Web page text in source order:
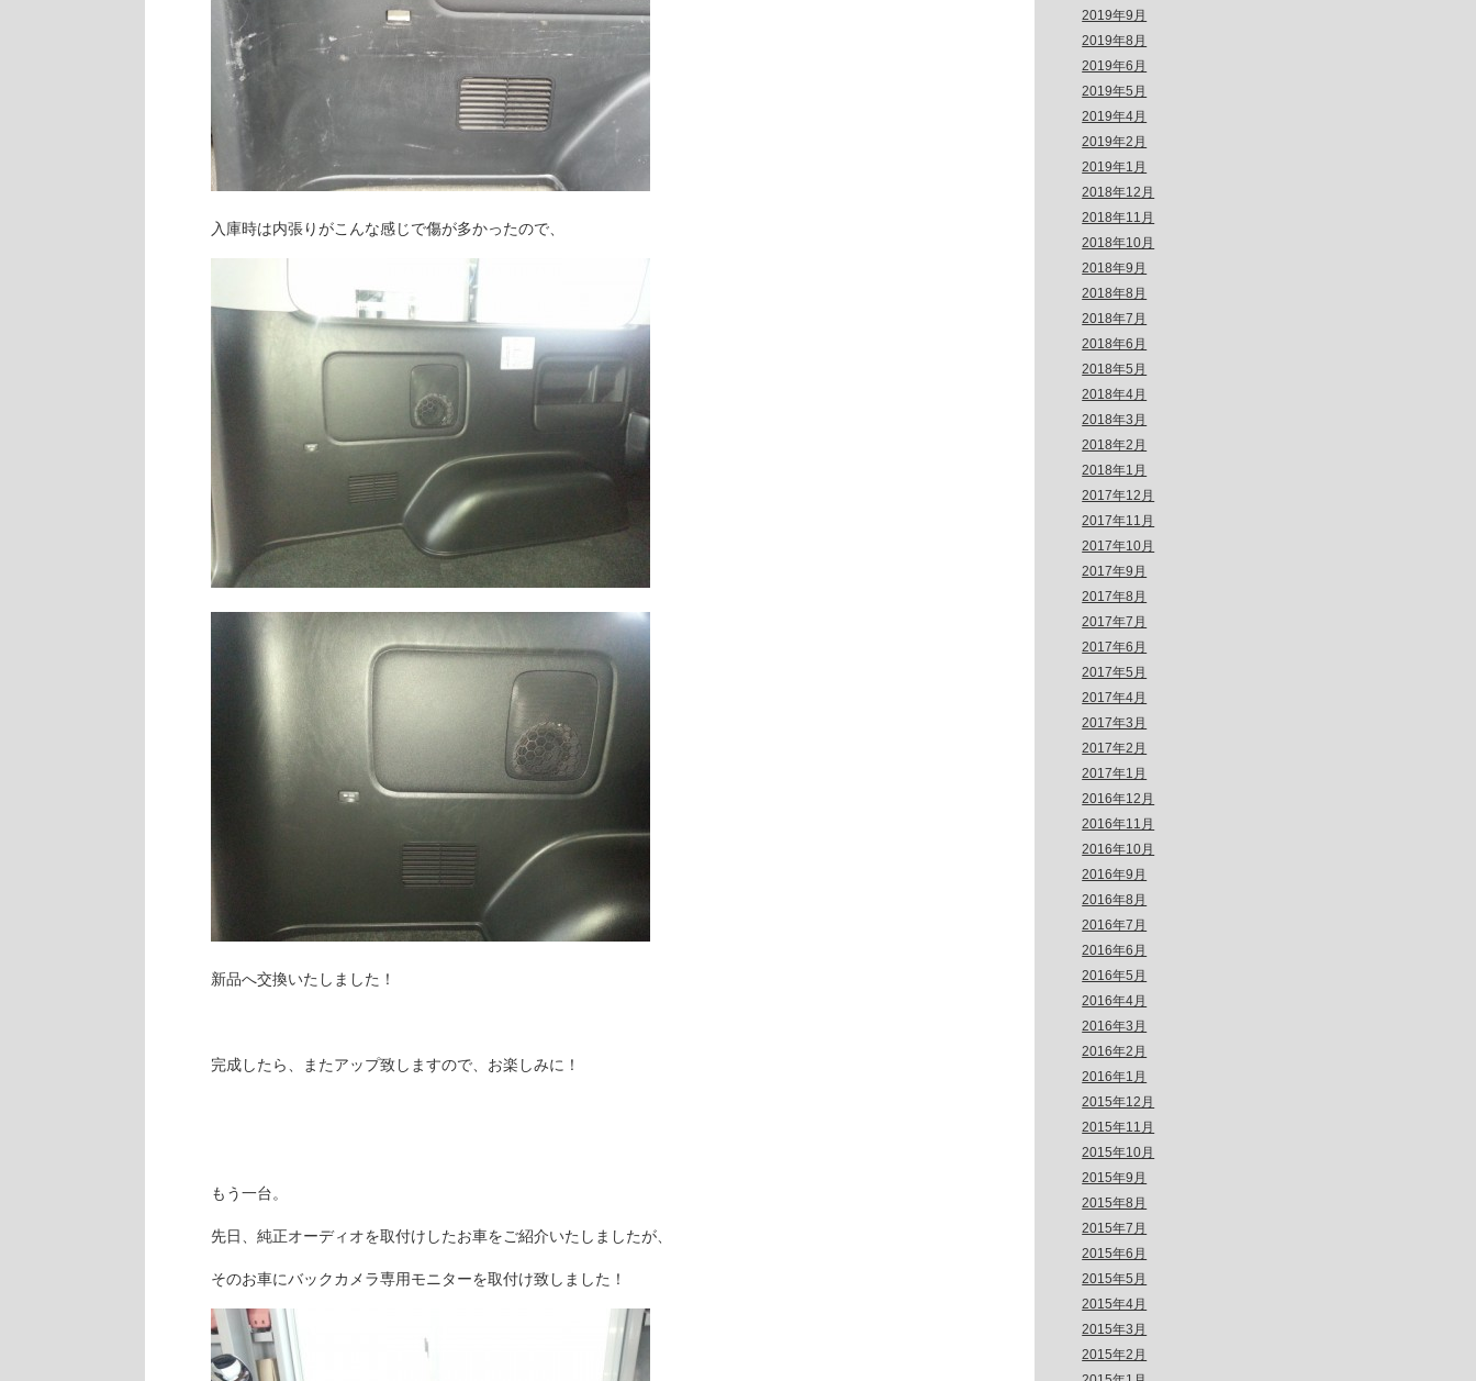
入庫時は内張りがこんな感じで傷が多かったので、
新品へ交換いたしました！
完成したら、またアップ致しますので、お楽しみに！
もう一台。
先日、純正オーディオを取付けしたお車をご紹介いたしましたが、
そのお車にバックカメラ専用モニターを取付け致しました！
2019年9月
2019年8月
2019年6月
2019年5月
2019年4月
2019年2月
2019年1月
2018年12月
2018年11月
2018年10月
2018年9月
2018年8月
2018年7月
2018年6月
2018年5月
2018年4月
2018年3月
2018年2月
2018年1月
2017年12月
2017年11月
2017年10月
2017年9月
2017年8月
2017年7月
2017年6月
2017年5月
2017年4月
2017年3月
2017年2月
2017年1月
2016年12月
2016年11月
2016年10月
2016年9月
2016年8月
2016年7月
2016年6月
2016年5月
2016年4月
2016年3月
2016年2月
2016年1月
2015年12月
2015年11月
2015年10月
2015年9月
2015年8月
2015年7月
2015年6月
2015年5月
2015年4月
2015年3月
2015年2月